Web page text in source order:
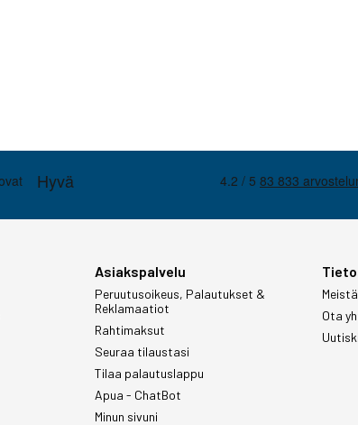
Asiakspalvelu
Peruutusoikeus, Palautukset &
Reklamaatiot
Rahtimaksut
Seuraa tilaustasi
Tilaa palautuslappu
Apua - ChatBot
Minun sivuni
Meistä
Ota